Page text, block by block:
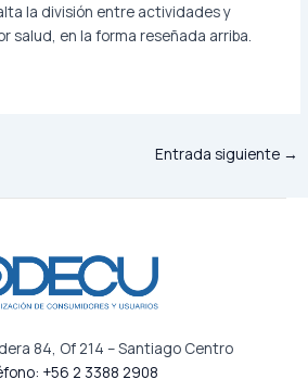
la división entre actividades y
salud, en la forma reseñada arriba.
Entrada siguiente →
84, Of 214 – Santiago Centro
+56 2 3388 2908